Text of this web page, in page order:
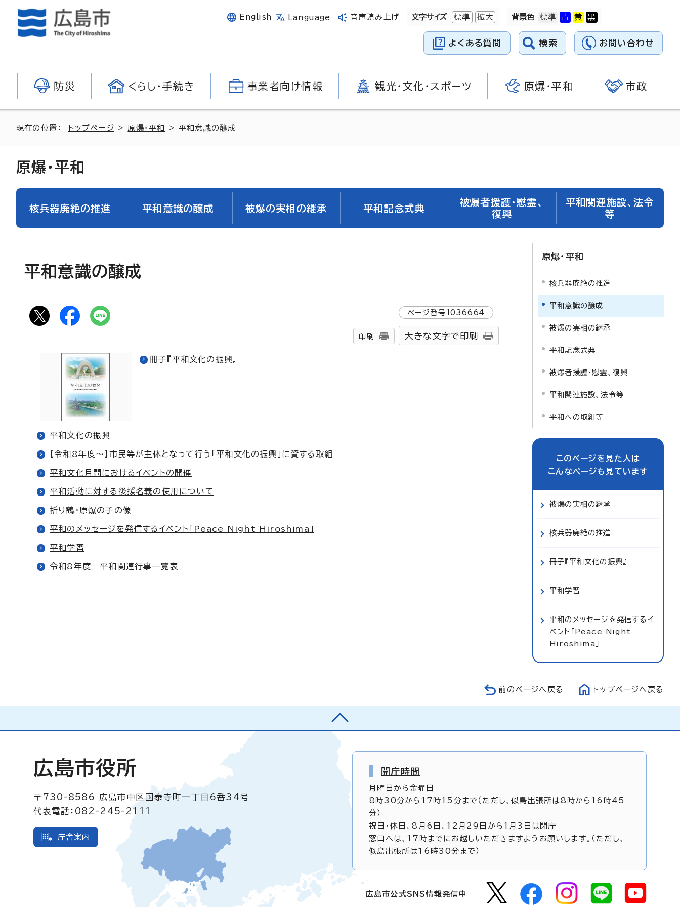
English Language 音声読み上げ 文字サイズ 標準 拡大 背景色
よくある質問 検索 お問い合わせ
防災 くらし・手続き 事業者向け情報 観光・文化・スポーツ 原爆・平和 市政
現在の位置： トップページ > 原爆・平和 > 平和意識の醸成
原爆・平和
核兵器廃絶の推進 平和意識の醸成 被爆の実相の継承 平和記念式典
被爆者援護・慰霊、
復興
平和関連施設、法令
等
平和意識の醸成
ページ番号1036664
印刷 大きな文字で印刷
冊子『平和文化の振興』
平和文化の振興
【令和8年度～】市民等が主体となって行う「平和文化の振興」に資する取組
平和文化月間におけるイベントの開催
平和活動に対する後援名義の使用について
折り鶴・原爆の子の像
平和のメッセージを発信するイベント「Peace Night Hiroshima」
平和学習
令和8年度 平和関連行事一覧表
原爆・平和
核兵器廃絶の推進
平和意識の醸成
被爆の実相の継承
平和記念式典
被爆者援護・慰霊、復興
平和関連施設、法令等
平和への取組等
このページを見た人は
こんなページも見ています
被爆の実相の継承
核兵器廃絶の推進
冊子『平和文化の振興』
平和学習
平和のメッセージを発信するイ
ベント「Peace Night
Hiroshima」
前のページへ戻る トップページへ戻る
広島市役所
〒730-8586
広島市中区国泰寺町一丁目6番34号
代表電話：082-245-2111
庁舎案内
開庁時間
月曜日から金曜日
8時30分から17時15分まで（ただし、似島出張所は8時から16時45
分）
祝日・休日、8月6日、12月29日から1月3日は閉庁
窓口へは、17時までにお越しいただきますようお願いします。（ただし、
似島出張所は16時30分まで）
広島市公式SNS情報発信中